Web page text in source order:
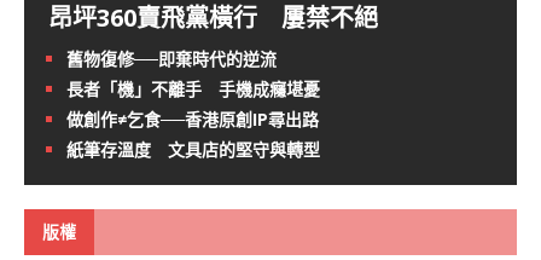
昂坪360賣飛黨橫行 屢禁不絕
舊物復修──即棄時代的逆流
長者「機」不離手 手機成癮堪憂
做創作≠乞食──香港原創IP尋出路
紙筆存溫度 文具店的堅守與轉型
版權